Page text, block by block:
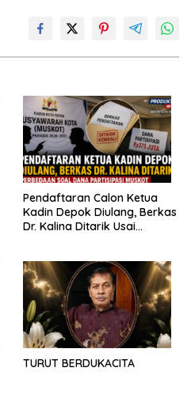
Pendaftaran Calon Ketua
Kadin Depok Diulang, Berkas
Dr. Kalina Ditarik Usai
TURUT BERDUKACITA